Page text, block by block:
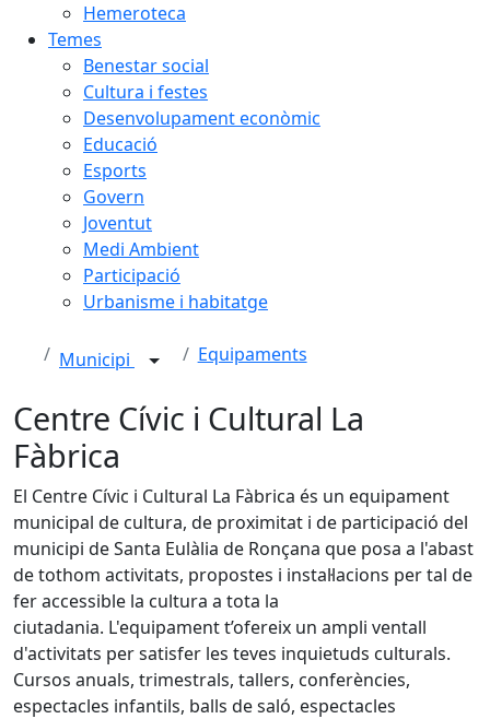
Hemeroteca
Temes
Benestar social
Cultura i festes
Desenvolupament econòmic
Educació
Esports
Govern
Joventut
Medi Ambient
Participació
Urbanisme i habitatge
Municipi Equipaments
Centre Cívic i Cultural La
Fàbrica
El Centre Cívic i Cultural La Fàbrica és un equipament
municipal de cultura, de proximitat i de participació del
municipi de Santa Eulàlia de Ronçana que posa a l'abast
de tothom activitats, propostes i instal·lacions per tal de
fer accessible la cultura a tota la
ciutadania. L'equipament t’ofereix un ampli ventall
d'activitats per satisfer les teves inquietuds culturals.
Cursos anuals, trimestrals, tallers, conferències,
espectacles infantils, balls de saló, espectacles